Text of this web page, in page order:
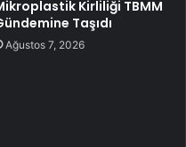
Kirliliği TBMM
Taşıdı
Ağustos 7, 2026